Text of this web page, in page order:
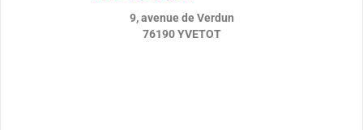
9, avenue de Verdun
76190 YVETOT